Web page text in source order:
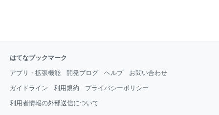
はてなブックマーク
アプリ・拡張機能 開発ブログ ヘルプ お問い合わせ
ガイドライン 利用規約 プライバシーポリシー
利用者情報の外部送信について